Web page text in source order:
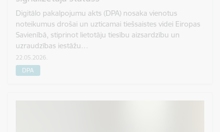
Digitālo pakalpojumu akts (DPA) nosaka vienotus
noteikumus drošai un uzticamai tiešsaistes videi Eiropas
Savienībā, stiprinot lietotāju tiesību aizsardzību un
uzraudzības iestāžu…
22.05.2026.
DPA